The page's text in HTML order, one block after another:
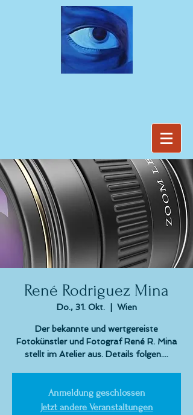
René Rodriguez Mina
Do., 31. Okt.
  |
Wien
Der bekannte und wertgereiste
Fotokünstler und Fotograf René R. Mina
stellt im Atelier aus. Details folgen....
Anmeldung geschlossen
Jetzt andere Veranstaltungen